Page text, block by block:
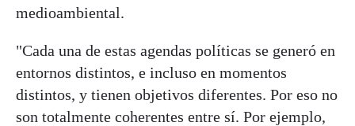
medioambiental.
"Cada una de estas agendas políticas se generó en
entornos distintos, e incluso en momentos
distintos, y tienen objetivos diferentes. Por eso no
son totalmente coherentes entre sí. Por ejemplo,